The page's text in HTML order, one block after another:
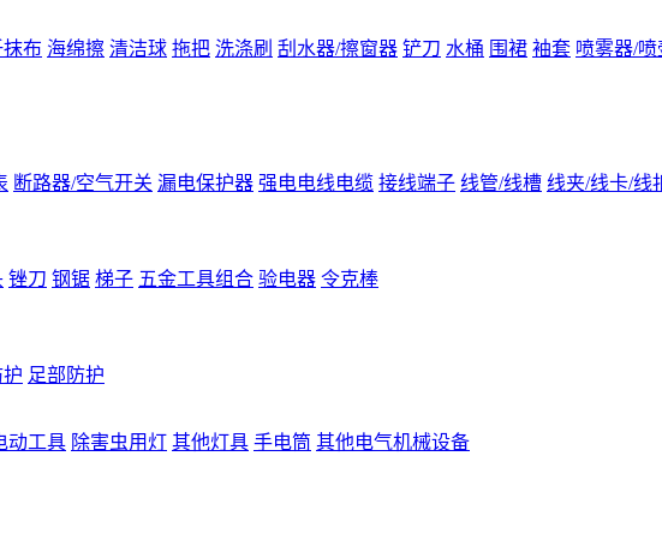
布 海绵擦 清洁球 拖把 洗涤刷 刮水器/擦窗器 铲刀 水桶 围裙 袖套 喷雾器/喷
断路器/空气开关 漏电保护器 强电电线电缆 接线端子 线管/线槽 线夹/线卡/线
锉刀 钢锯 梯子 五金工具组合 验电器 令克棒
足部防护
动工具 除害虫用灯 其他灯具 手电筒 其他电气机械设备